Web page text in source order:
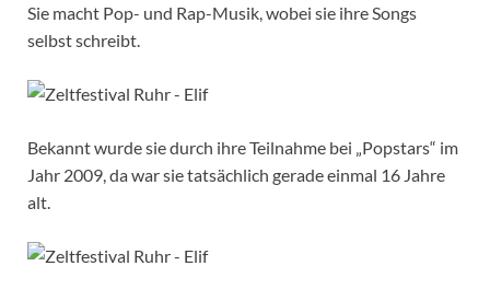
Sie macht Pop- und Rap-Musik, wobei sie ihre Songs
selbst schreibt.
Bekannt wurde sie durch ihre Teilnahme bei „Popstars“ im
Jahr 2009, da war sie tatsächlich gerade einmal 16 Jahre
alt.